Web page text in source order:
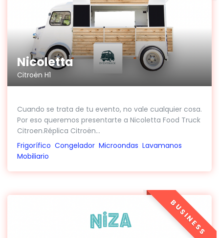
Nicoletta
Citroën H1
Cuando se trata de tu evento, no vale cualquier cosa.
Por eso queremos presentarte a Nicoletta Food Truck
Citroen.Réplica Citroën...
Frigorífico Congelador Microondas Lavamanos
Mobiliario
BUSINESS